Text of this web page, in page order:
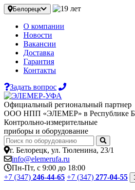
Белорецк
О компании
Новости
Вакансии
Доставка
Гарантия
Контакты
Задать вопрос
Официальный региональный партнер
ООО НПП «ЭЛЕМЕР» в Республике
Контрольно-измерительные
приборы и оборудование
г. Белорецк, ул. Тюленина, 23/1
info@elemerufa.ru
Пн-Пт, с 9:00 до 18:00
+7 (347) 246-44-65 +7 (347) 277-04-55